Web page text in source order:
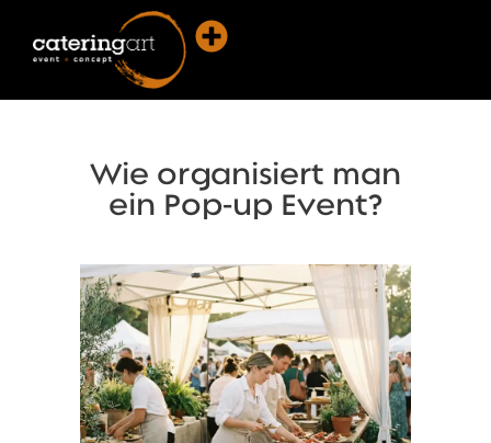
Wie organisiert man
ein Pop-up Event?